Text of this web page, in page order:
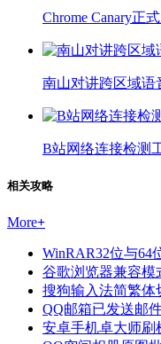
Chrome Canary正
南山对讲跨区域语
B站网络连接检测
相关攻略
More+
WinRAR32位与64
谷歌浏览器兼容模
搜狗输入法简繁体
QQ邮箱已发送邮
安卓手机卓大师刷